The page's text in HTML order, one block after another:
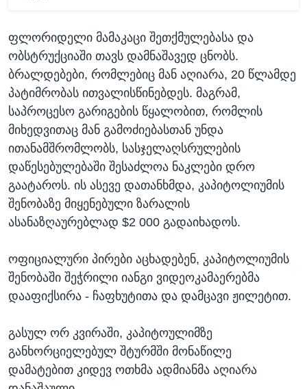
ფლორიდელი მამაკაცი შეთქმულებასა და
ობსტრუქციაში თავს დამნაშავედ ცნობს.
ბრალდებები, რომლებიც მან აღიარა, 20 წლამდე
პატიმრობას ითვალისწინებდეს. მაგრამ,
საპროცესო გარიგების წყალობით, რომლის
მიხედვითაც მან გამოძიებასთან უნდა
ითანამშრომლობს, სასჯელაღსრულების
დაწესებულებაში შესაძლოა ნაკლები დრო
გაატაროს. ის ასევე დათანხმდა, კაპიტოლიუმის
შენობაზე მიყენებული ზარალის
ასანაზღაურებლად $2 000 გადაიხადოს.
ოფიციალური პირები აცხადებენ, კაპიტოლიუმის
შენობაში შეჭრილი იანგი ვიდეოკამაერებმა
დააფიქსირა - ჩაფხუტითა და დამცავი ჟილეტით.
გასულ ორ კვირაში, კაპიტოულიმზე
განხორციელებულ შტურმში მონაწილე
დამატებით კიდევ ოთხმა ადმიანმა აღიარა